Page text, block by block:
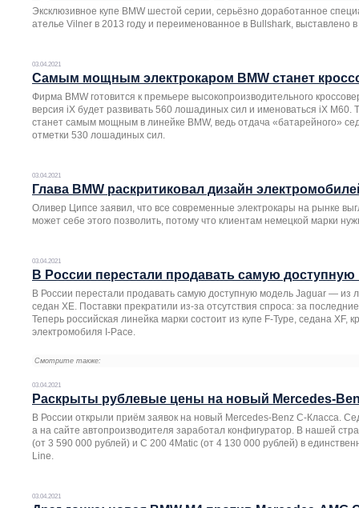
Эксклюзивное купе BMW шестой серии, серьёзно доработанное
ателье Vilner в 2013 году и переименованное в Bullshark, выставлено
03.04.2021
Самым мощным электрокаром BMW станет
Фирма BMW готовится к премьере высокопроизводительного
версия iX будет развивать 560 лошадиных сил и именоваться iX M60.
станет самым мощным в линейке BMW, ведь отдача «батарейного»
отметки 530 лошадиных сил.
03.04.2021
Глава BMW раскритиковал дизайн
Оливер Ципсе заявил, что все современные электрокары на рынке
может себе этого позволить, потому что клиентам немецкой марки
03.04.2021
В России перестали продавать самую
В России перестали продавать самую доступную модель Jaguar — из
седан XE. Поставки прекратили из-за отсутствия спроса: за
Теперь российская линейка марки состоит из купе F-Type, седана XF,
электромобиля I-Pace.
Смотрите также:
03.04.2021
Раскрыты рублевые цены на новый Mercedes-
В России открыли приём заявок на новый Mercedes-Benz C-Класса.
а на сайте автопроизводителя заработал конфигуратор. В нашей
(от 3 590 000 рублей) и C 200 4Matic (от 4 130 000 рублей) в
Line.
03.04.2021